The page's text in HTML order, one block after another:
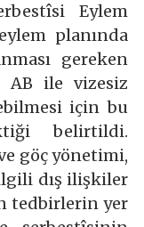
Eylem
planında
gereken
AB ile vizesiz
için bu
belirtildi.
göç yönetimi,
dış ilişkiler
tedbirlerin yer